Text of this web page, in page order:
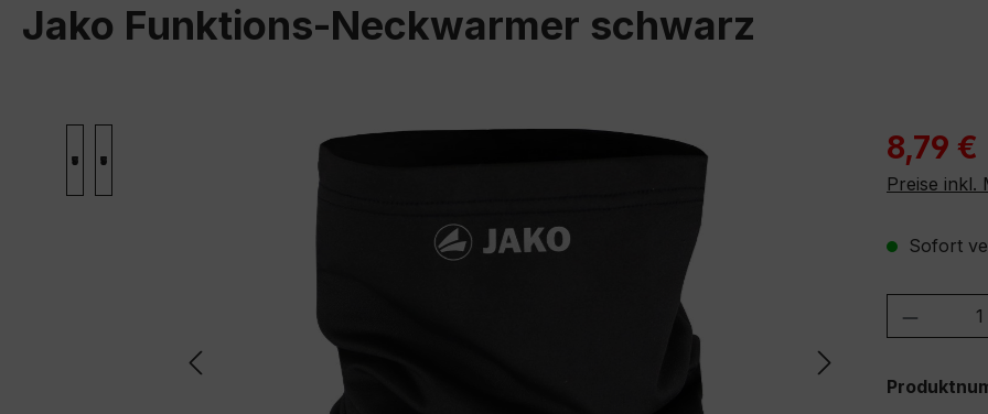
Jako Funktions-Neckwarmer schwarz
8,79 €
Preise inkl.
Sofort